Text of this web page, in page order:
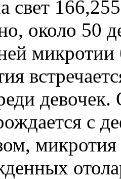
свет
около 50
микротии
девочек.
с
микротия